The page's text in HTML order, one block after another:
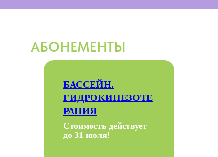
АБОНЕМЕНТЫ
БАССЕЙН.
ГИДРОКИНЕЗОТЕ
РАПИЯ
Стоимость действует
до 31 июля!